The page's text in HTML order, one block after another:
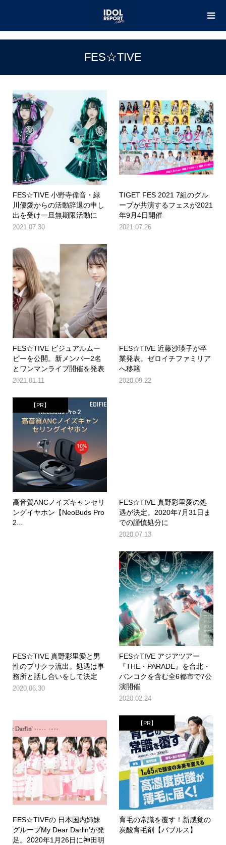
FES☆TIVE
FES☆TIVE 小野寺偉音・緑
川優愛からの活動辞退の申し
出を受け一旦無期限活動に
2021.07.30
TIGET FES 2021 7組のグル
ープが共演するフェスが2021
年9月4日開催
2021.07.26
FES☆TIVE ビジュアルムー
ビーを公開。新メンバー2名
とワンマンライブ開催を発表
2021.01.11
FES☆TIVE 近藤沙瑛子が卒
業発表。ゼロイチファミリア
へ移籍
2020.09.22
【PR】
高音質ANCノイズキャンセリ
ングイヤホン【NeoBuds Pro
2...
FES☆TIVE 真野彩里愛の処
遇が決定。2020年7月31日ま
での謹慎処分に
2020.07.13
FES☆TIVE 真野彩里愛と男
性のプリクラ流出。処遇は事
務所と話し合いをして決定
2020.06.30
FES☆TIVE アジアツアー
『THE・PARADE』を台北・
バンコクを含む全6都市で7公
演開催
2020.02.24
FES☆TIVEの 日本国内姉妹
グループMy Dear Darlin’が発
足。2020年1月26日に神田明
【PR】
育毛の常識を覆す！新感覚の
炭酸育毛剤【バブルス】